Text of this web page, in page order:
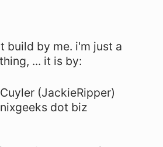
build by me. i'm just a
... it is by:
(JackieRipper)
dot biz